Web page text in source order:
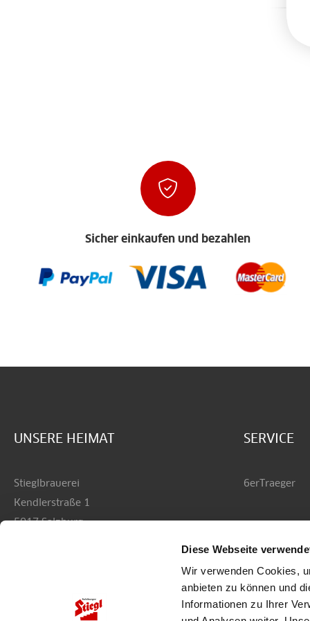
Diese Webseite
Wir verwenden Cookies,
anbieten zu können und
Informationen zu Ihrer
Sicher einkaufen und bezahlen
UNSERE HEIMAT
Stieglbrauerei
Kendlerstraße 1
5017 Salzburg
SERVICE
6erTraeger